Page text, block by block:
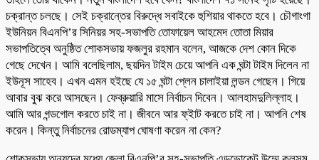
চক্রান্ত চলছে। সেই চক্রান্তের বিরুদ্ধে সবাইকে হুশিয়ার থাকতে হবে। চৌগাংগা
ইউনিয়ন বিএনপি’র সিনিয়র সহ-সভাপতি তোফায়েল আহমেদ তোতা মিয়ার
সভাপতিত্বে অনুষ্ঠিত শোকসভায় ফজলুর রহমান বলেন, আজকে দেশ কোন দিকে
গেছে দেখেন। আমি বলেছিলাম, ছয়দিন টাইম চেয়ে আপনি এক ঘন্টা টাইম দিলেন না
ইউনূস সাহেব। এখন এমন হইছে যে ১৫ ঘন্টা প্লেন চালাইয়া লন্ডন গেছেন। গিয়ে
আবার বুঝ করে আসছেন। ফেব্রুয়ারি মাসে নির্বাচন দিবেন। আলহামদুলিল্লাহ।
আমি আর গন্ডগোল করতে চাই না। জীবনে আর ফ্ইাট করতে চাই না। আপনি শেষ
করেন। কিন্তু নির্বাচনের রোডম্যাপ ঘোষণা করেন না কেন?